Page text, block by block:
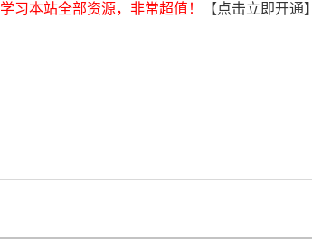
学习本站全部资源，非常超值！ 【点击立即开通】